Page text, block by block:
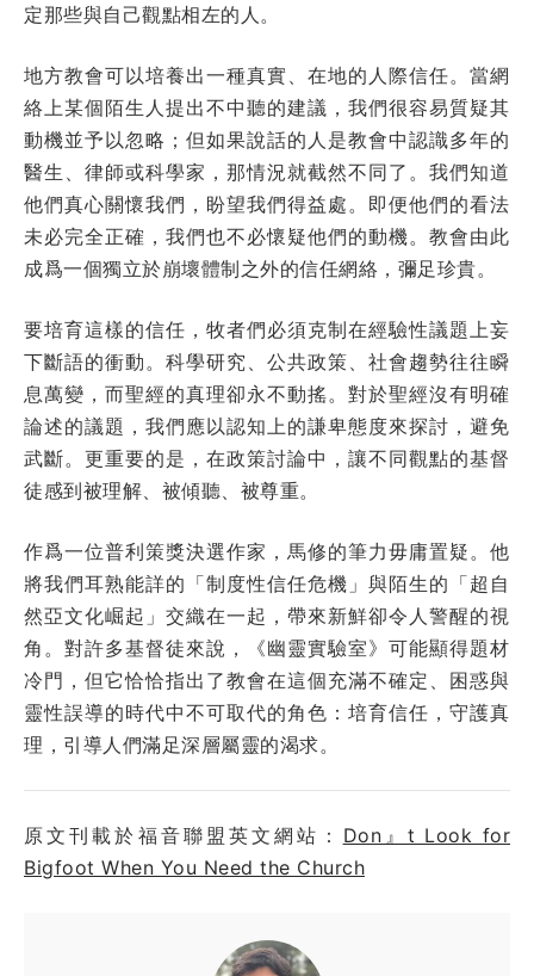
定那些與自己觀點相左的人。
地方教會可以培養出一種真實、在地的人際信任。當網
絡上某個陌生人提出不中聽的建議，我們很容易質疑其
動機並予以忽略；但如果說話的人是教會中認識多年的
醫生、律師或科學家，那情況就截然不同了。我們知道
他們真心關懷我們，盼望我們得益處。即便他們的看法
未必完全正確，我們也不必懷疑他們的動機。教會由此
成爲一個獨立於崩壞體制之外的信任網絡，彌足珍貴。
要培育這樣的信任，牧者們必須克制在經驗性議題上妄
下斷語的衝動。科學研究、公共政策、社會趨勢往往瞬
息萬變，而聖經的真理卻永不動搖。對於聖經沒有明確
論述的議題，我們應以認知上的謙卑態度來探討，避免
武斷。更重要的是，在政策討論中，讓不同觀點的基督
徒感到被理解、被傾聽、被尊重。
作爲一位普利策獎決選作家，馬修的筆力毋庸置疑。他
將我們耳熟能詳的「制度性信任危機」與陌生的「超自
然亞文化崛起」交織在一起，帶來新鮮卻令人警醒的視
角。對許多基督徒來說，《幽靈實驗室》可能顯得題材
冷門，但它恰恰指出了教會在這個充滿不確定、困惑與
靈性誤導的時代中不可取代的角色：培育信任，守護真
理，引導人們滿足深層屬靈的渴求。
原文刊載於福音聯盟英文網站： Don』t Look for
Bigfoot When You Need the Church